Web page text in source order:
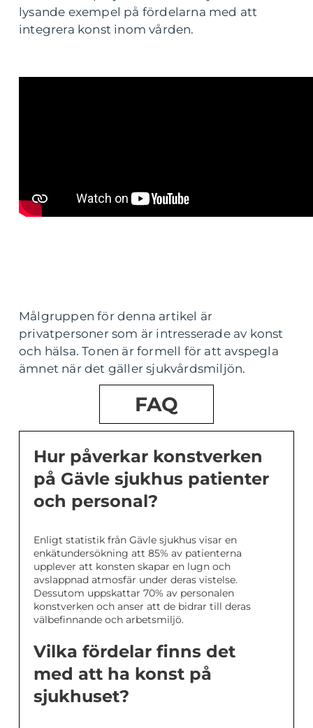
lysande exempel på fördelarna med att
integrera konst inom vården.
Målgruppen för denna artikel är
privatpersoner som är intresserade av konst
och hälsa. Tonen är formell för att avspegla
ämnet när det gäller sjukvårdsmiljön.
FAQ
Hur påverkar konstverken
på Gävle sjukhus patienter
och personal?
Enligt statistik från Gävle sjukhus visar en
enkätundersökning att 85% av patienterna
upplever att konsten skapar en lugn och
avslappnad atmosfär under deras vistelse.
Dessutom uppskattar 70% av personalen
konstverken och anser att de bidrar till deras
välbefinnande och arbetsmiljö.
Vilka fördelar finns det
med att ha konst på
sjukhuset?